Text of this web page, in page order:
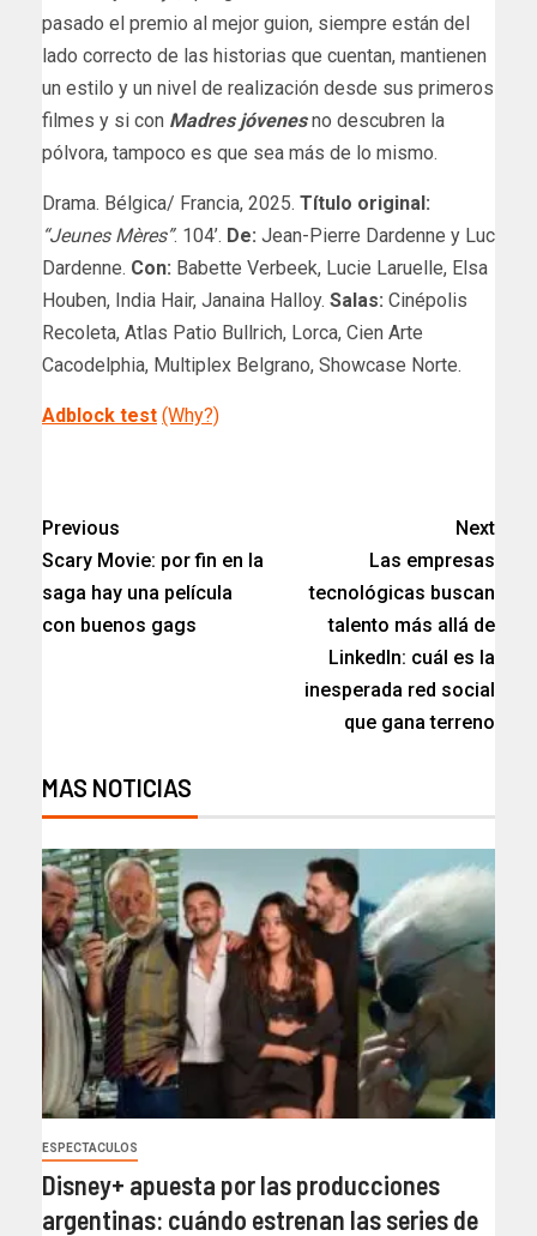
pasado el premio al mejor guion, siempre están del
lado correcto de las historias que cuentan, mantienen
un estilo y un nivel de realización desde sus primeros
filmes y si con Madres jóvenesno descubren la
pólvora, tampoco es que sea más de lo mismo.
Drama. Bélgica/ Francia, 2025. Título original:
“Jeunes Mères”. 104’. De: Jean-Pierre Dardenne y Luc
Dardenne. Con: Babette Verbeek, Lucie Laruelle, Elsa
Houben, India Hair, Janaina Halloy. Salas: Cinépolis
Recoleta, Atlas Patio Bullrich, Lorca, Cien Arte
Cacodelphia, Multiplex Belgrano, Showcase Norte.
Adblock test (Why?)
Previous
Scary Movie: por fin en la
saga hay una película
con buenos gags
Next
Las empresas
tecnológicas buscan
talento más allá de
LinkedIn: cuál es la
inesperada red social
que gana terreno
MAS NOTICIAS
ESPECTACULOS
Disney+ apuesta por las producciones
argentinas: cuándo estrenan las series de